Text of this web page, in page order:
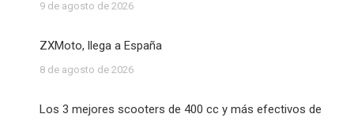
9 de agosto de 2026
ZXMoto, llega a España
8 de agosto de 2026
Los 3 mejores scooters de 400 cc y más efectivos de